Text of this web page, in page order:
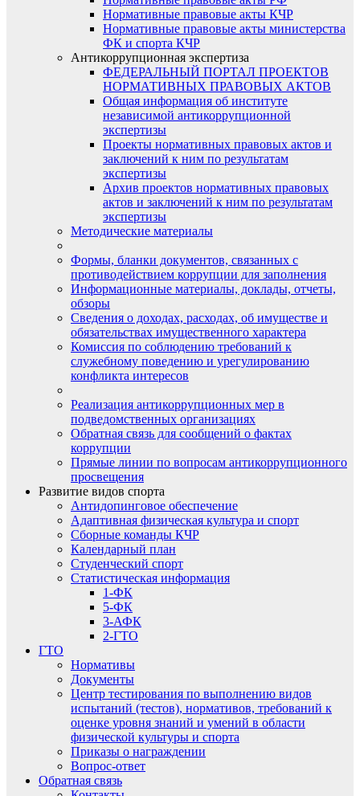
Нормативные правовые акты КЧР
Нормативные правовые акты министерства
ФК и спорта КЧР
Антикоррупционная экспертиза
ФЕДЕРАЛЬНЫЙ ПОРТАЛ ПРОЕКТОВ
НОРМАТИВНЫХ ПРАВОВЫХ АКТОВ
Общая информация об институте
независимой антикоррупционной
экспертизы
Проекты нормативных правовых актов и
заключений к ним по результатам
экспертизы
Архив проектов нормативных правовых
актов и заключений к ним по результатам
экспертизы
Методические материалы
Формы, бланки документов, связанных с
противодействием коррупции для заполнения
Информационные материалы, доклады, отчеты,
обзоры
Сведения о доходах, расходах, об имуществе и
обязательствах имущественного характера
Комиссия по соблюдению требований к
служебному поведению и урегулированию
конфликта интересов
Реализация антикоррупционных мер в
подведомственных организациях
Обратная связь для сообщений о фактах
коррупции
Прямые линии по вопросам антикоррупционного
просвещения
Развитие видов спорта
Антидопинговое обеспечение
Адаптивная физическая культура и спорт
Сборные команды КЧР
Календарный план
Студенческий спорт
Статистическая информация
1-ФК
5-ФК
3-АФК
2-ГТО
ГТО
Нормативы
Документы
Центр тестирования по выполнению видов
испытаний (тестов), нормативов, требований к
оценке уровня знаний и умений в области
физической культуры и спорта
Приказы о награждении
Вопрос-ответ
Обратная связь